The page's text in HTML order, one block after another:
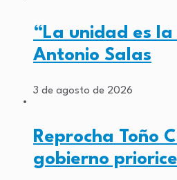
“La unidad es
Antonio Salas
3 de agosto de 2026
Reprocha Toño
gobierno